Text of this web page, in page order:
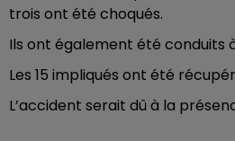
trois ont été choqués.
Ils ont également été conduits
Les 15 impliqués ont été
L’accident serait dû à la